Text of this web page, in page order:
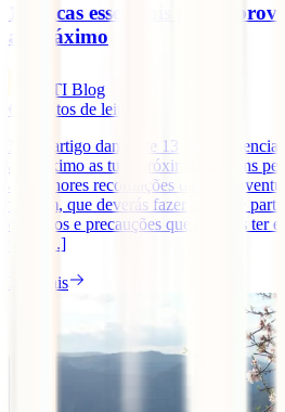
13 Dicas essenciais para
ao máximo
IATI Blog
minutos de leitura
Neste artigo damos-te 13 dicas
ao máximo as tuas próximas viagens
as melhores recordações das tuas
viagem, que deverás fazer antes de
cuidados e precauções que deverás ter
para [...]
Ler mais